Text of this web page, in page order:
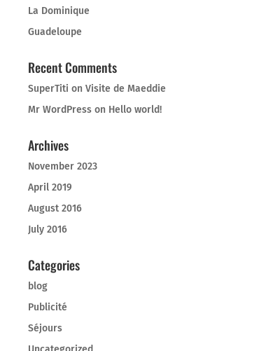
La Dominique
Guadeloupe
Recent Comments
SuperTiti on Visite de Maeddie
Mr WordPress on Hello world!
Archives
November 2023
April 2019
August 2016
July 2016
Categories
blog
Publicité
Séjours